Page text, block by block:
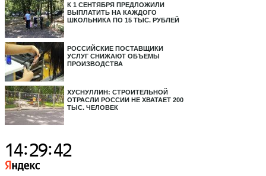
К 1 СЕНТЯБРЯ ПРЕДЛОЖИЛИ
ВЫПЛАТИТЬ НА КАЖДОГО
ШКОЛЬНИКА ПО 15 ТЫС. РУБЛЕЙ
РОССИЙСКИЕ ПОСТАВЩИКИ
УСЛУГ СНИЖАЮТ ОБЪЕМЫ
ПРОИЗВОДСТВА
ХУСНУЛЛИН: СТРОИТЕЛЬНОЙ
ОТРАСЛИ РОССИИ НЕ ХВАТАЕТ 200
ТЫС. ЧЕЛОВЕК